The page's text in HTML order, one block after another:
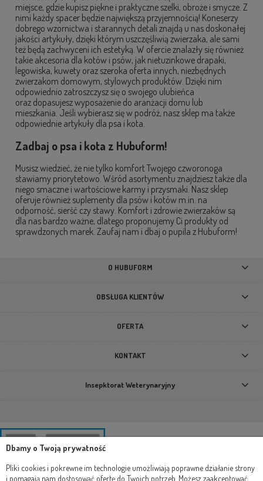
miejsce, gdzie kupisz piękne i praktyczne szelki, obroże i smycze. Z
nimi każdy spacer będzie największą przyjemnością! Koneserzy
dobrego wzornictwa i starannych detali znajdą u nas doskonałej
jakości artykuły, dzięki którym uszczęśliwią zwierzaka, ale sami
też będą zachwyceni ich estetyką. W ofercie znalazły się również
takie akcesoria dla kotów i psów, jak nietuzinkowe drapaki,
legowiska, kuwety oraz szeroka oferta innych, niezbędnych
zwierzakom domowym, stylowych produktów. Dzięki nim
odpowiednio zatroszczysz się o swojego ulubieńca
oraz dopasujesz wyposażenie do aranżacji domu lub
mieszkania. Jeśli wybierasz się w podróż, nasz sklep ma także
odpowiednie artykuły dla psa i kota.
Zadbaj o psa i kota z Hubuform!
Musisz wiedzieć, że nie tylko komfort Twojego czworonoga
stawiamy priorytetowo. Wśród asortymentu znajdziesz także dla
niego smaczne i wartościowe karmy i przysmaki. Nasz sklep
oferuje również suplementy dla psów i kotów m.in. na
odporność, sierść czy stawy. Komfort i zdrowie zwierzaków są
dla nas bardzo ważne, dlatego proponujemy Ci produkty od
sprawdzonych marek. Zaufaj nam i dbaj o pupila z Hubuform!
O HUBUFORM
OBSŁUGA KLIENTÓW
OFERTA
KONTAKT
Insepktorat Weterynaryjny
Dbamy o Twoją prywatność
Pliki cookies i pokrewne im technologie umożliwiają poprawne działanie strony
i pomagają nam dostosować ofertę do Twoich potrzeb. Możesz zaakceptować